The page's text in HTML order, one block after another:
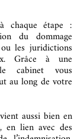
chaque étape :
du dommage
les juridictions
Grâce à une
cabinet vous
au long de votre
aussi bien en
, en lien avec des